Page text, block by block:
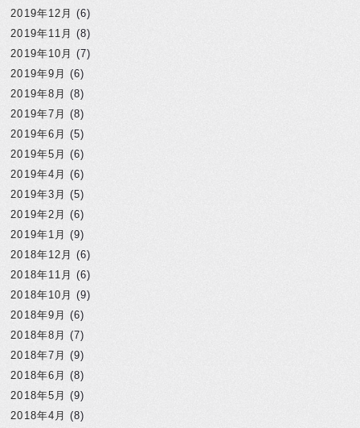
2019年12月 (6)
2019年11月 (8)
2019年10月 (7)
2019年9月 (6)
2019年8月 (8)
2019年7月 (8)
2019年6月 (5)
2019年5月 (6)
2019年4月 (6)
2019年3月 (5)
2019年2月 (6)
2019年1月 (9)
2018年12月 (6)
2018年11月 (6)
2018年10月 (9)
2018年9月 (6)
2018年8月 (7)
2018年7月 (9)
2018年6月 (8)
2018年5月 (9)
2018年4月 (8)